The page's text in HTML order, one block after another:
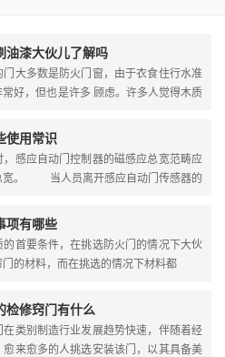
油漆大伙儿了解吗
大多数是防火门窗，由于衣食住行水准
好，但也是许多 顾虑。许多人觉得木质
使用常识
感应自动门控制器的磁感应总宽范畴应
宽。 当人员离开感应自动门传感器的
项有哪些
首要条件，在挑选防火门的情况下大伙
的材料，而在挑选的情况下材料都
检修窍门有什么
类别制造行业发展趋势快速，伴随着经
来愈多的人挑选安装该门，以其具备美